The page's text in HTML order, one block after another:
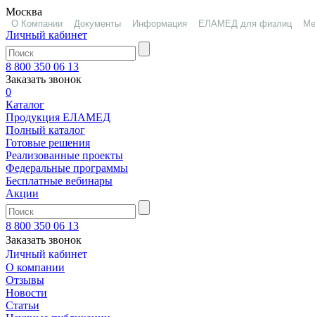
Москва
О Компании Документы Информация ЕЛАМЕД для физлиц
Личный кабинет
8 800 350 06 13
Заказать звонок
0
Каталог
Продукция ЕЛАМЕД
Полный каталог
Готовые решения
Реализованные проекты
Федеральные программы
Бесплатные вебинары
Акции
8 800 350 06 13
Заказать звонок
Личный кабинет
О компании
Отзывы
Новости
Статьи